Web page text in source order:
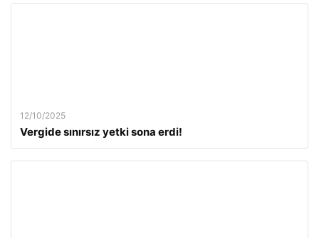
12/10/2025
Vergide sınırsız yetki sona erdi!